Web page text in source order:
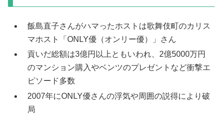
飯島直子さんがハマったホストは歌舞伎町のカリス
マホスト「ONLY優（オンリー優）」さん
貢いだ総額は3億円以上ともいわれ、2億5000万円
のマンション購入やベンツのプレゼントなど衝撃エ
ピソード多数
2007年にONLY優さんの浮気や周囲の説得により破
局